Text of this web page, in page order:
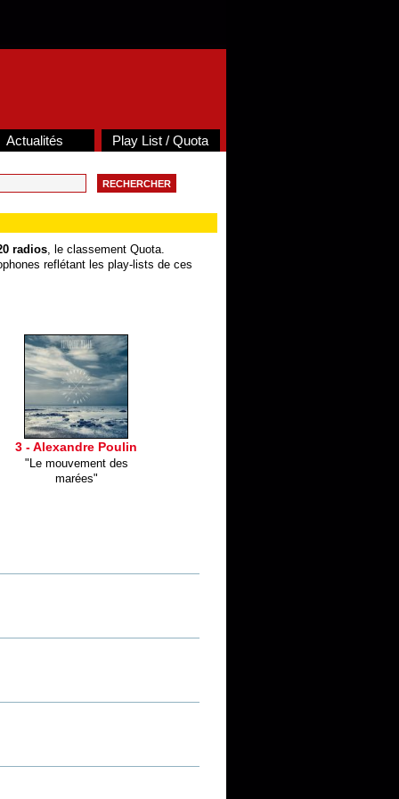
Actualités Play List / Quota
radios, le classement Quota.
reflétant les play-lists de ces
3 - Alexandre Poulin
"Le mouvement des
marées"